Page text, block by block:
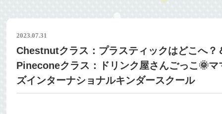
2023.07.31
Chestnutクラス：プラスティックはどこへ？
Pineconeクラス：ドリンク屋さんごっこ🌞マ
ズインターナショナルキンダースクール